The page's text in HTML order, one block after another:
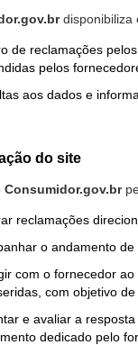
disponibiliza
de reclamações
pelos
aos dados e
do site
Consumidor.gov.br
reclamações
o andamento
com o fornecedor
com objetivo
e avaliar a
dedicado pelo